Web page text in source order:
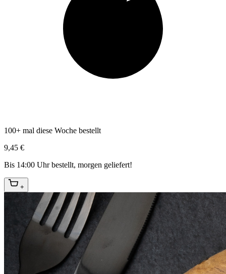
100+ mal diese Woche bestellt
9,45 €
Bis 14:00 Uhr bestellt, morgen geliefert!
+